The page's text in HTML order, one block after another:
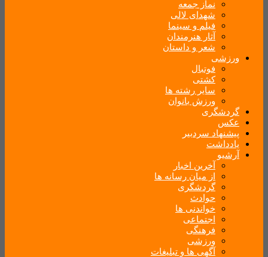
نماز جمعه
شهدای لالی
فیلم و سینما
آثار هنرمندان
شعر و داستان
ورزشی
فوتبال
کشتی
سایر رشته ها
ورزش بانوان
گردشگری
عکس
پیشنهاد سردبیر
یادداشت
آرشیو
آخرین اخبار
از میان رسانه ها
گردشگری
حوادث
خواندنی ها
اجتماعی
فرهنگی
ورزشی
آگهی ها و تبلیغات